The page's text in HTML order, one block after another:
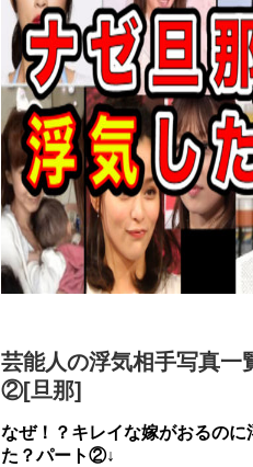
芸能人の浮気相手写真一
②[旦那]
なぜ！？キレイな嫁がおるのに
た？パート②↓